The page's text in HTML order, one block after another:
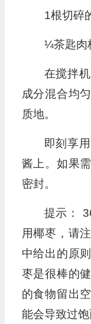
1根切碎
¼茶匙肉
在搅拌
成分混合均
质地。
即刻享
酱上。如果
密封。
提示：
用椰枣，请
中给出的原
枣是很棒的
的食物留出
能会导致过饱